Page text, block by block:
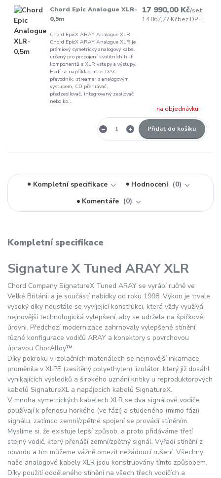
Chord Epic Analogue XLR-
0,5m
Chord EpicX ARAY Analogue XLR
Chord EpicX ARAY Analogue XLR je
prémiový symetrický analogový kabel
určený pro propojení kvalitních hi-fi
komponentů s XLR vstupy a výstupy.
Hodí se například mezi DAC
převodník, streamer s analogovým
výstupem, CD přehrávač,
předzesilovač, integrovaný zesilovač
nebo ko...
17 990,00 Kč/set
14 867,77 Kčbez DPH
na objednávku
Přidat do košíku
Kompletní specifikace Hodnocení
0
Komentáře
0
Kompletní specifikace
Signature X Tuned ARAY XLR
Chord Company SignatureX Tuned ARAY se vyrábí ručně ve
Velké Británii a je součástí nabídky od roku 1998. Výkon je trvale
vysoký díky neustále se vyvíjející konstrukci, která vždy využívá
nejnovější technologická vylepšení, aby se udržela na špičkové
úrovni. Předchozí modernizace zahrnovaly vylepšené stínění,
různé konfigurace vodičů ARAY a konektory s povrchovou
úpravou ChorAlloy™.
Díky pokroku v izolačních materiálech se nejnovější inkarnace
proměnila v XLPE (zesítěný polyethylen), izolátor, který již dosáhl
vynikajících výsledků a širokého uznání kritiky u reproduktorových
kabelů SignatureXL a napájecích kabelů SignatureX.
V mnoha symetrických kabelech XLR se dva signálové vodiče
používají k přenosu horkého (ve fázi) a studeného (mimo fázi)
signálu, zatímco zemní/zpětné spojení se provádí stíněním.
Myslíme si, že existuje lepší způsob, a proto přidáváme třetí
stejný vodič, který přenáší zemní/zpětný signál. Vyřadí stínění z
obvodu a tím můžeme vážně omezit nežádoucí rušení. Všechny
naše analogové kabely XLR jsou konstruovány tímto způsobem.
Díky použití odděleného stínění na všech třech vodičích a